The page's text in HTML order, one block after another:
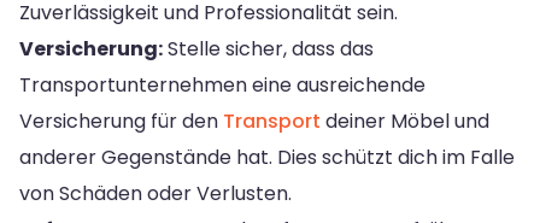
Zuverlässigkeit und Professionalität sein.
Versicherung:Stelle sicher, dass das
Transportunternehmen eine ausreichende
Versicherung für den Transport deiner Möbel und
anderer Gegenstände hat. Dies schützt dich im Falle
von Schäden oder Verlusten.